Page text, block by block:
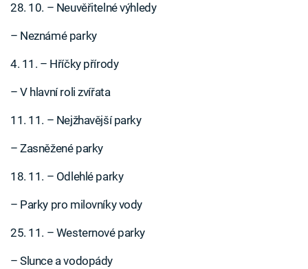
28. 10. – Neuvěřitelné výhledy
– Neznámé parky
4. 11. – Hříčky přírody
– V hlavní roli zvířata
11. 11. – Nejžhavější parky
– Zasněžené parky
18. 11. – Odlehlé parky
– Parky pro milovníky vody
25. 11. – Westernové parky
– Slunce a vodopády